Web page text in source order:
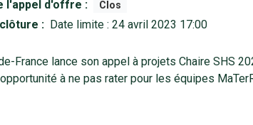
l'appel d'offre : Clos
: Date limite : 24 avril 2023 17:00
France lance son appel à projets Chaire SHS
à ne pas rater pour les équipes